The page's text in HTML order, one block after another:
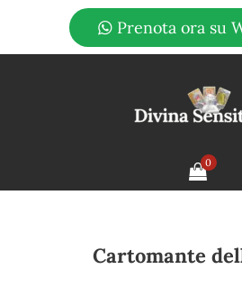
Prenota ora su
0
Cartomante